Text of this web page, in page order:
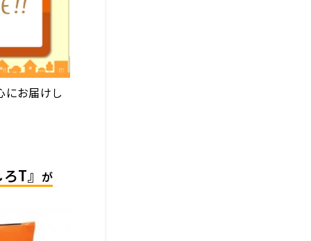
にお届けし
T』 が